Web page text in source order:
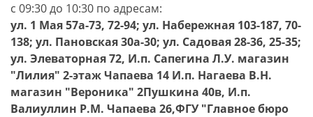
с 09:30 до 10:30 по адресам:
ул. 1 Мая 57а-73, 72-94; ул. Набережная 103-187, 70-
138; ул. Пановская 30а-30; ул. Садовая 28-36, 25-35;
ул. Элеваторная 72, И.п. Сапегина Л.У. магазин
"Лилия" 2-этаж Чапаева 14 И.п. Нагаева В.Н.
магазин "Вероника" 2Пушкина 40в, И.п.
Валиуллин Р.М. Чапаева 26,ФГУ "Главное бюро